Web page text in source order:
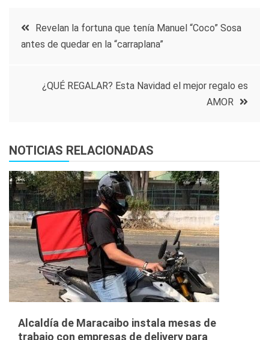
Navegación
entradas
Revelan la fortuna que tenía Manuel “Coco” Sosa
antes de quedar en la “carraplana”
¿QUÉ REGALAR? Esta Navidad el mejor regalo es
AMOR
NOTICIAS RELACIONADAS
Alcaldía de Maracaibo instala mesas de
trabajo con empresas de delivery para